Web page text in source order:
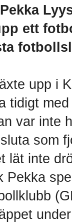
ett
upp i
tidigt
var inte
som
lät inte
Pekka